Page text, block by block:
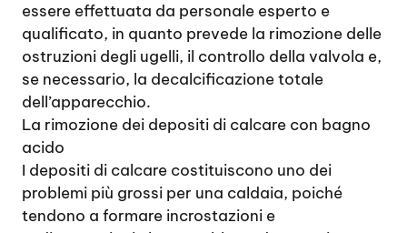
essere effettuata da personale esperto e
qualificato, in quanto prevede la rimozione delle
ostruzioni degli ugelli, il controllo della valvola e,
se necessario, la decalcificazione totale
dell’apparecchio.
La rimozione dei depositi di calcare con bagno
acido
I depositi di calcare costituiscono uno dei
problemi più grossi per una caldaia, poiché
tendono a formare incrostazioni e